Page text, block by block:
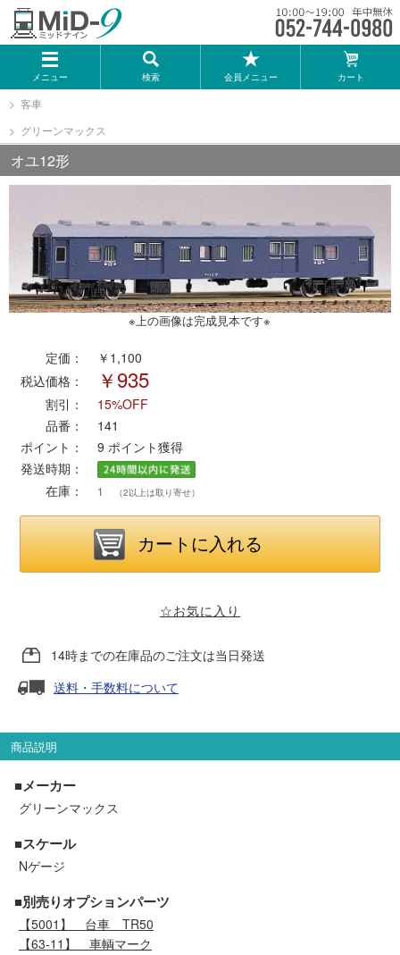
メニュー 検索 会員メニュー カート
メーカー一覧
TOMIX
KATO
トミーテック
マイクロエース
タカラトミー（プラレール）
ポポンデッタ
MODEMO(モデモ)
さんけい
TTC
セール品・キャンペーン
セール商品
走行エリア別 鉄道模型車両リスト
北海道・東北
客車
グリーンマックス
オユ12形
※上の画像は完成見本です※
定価：
￥1,100
税込価格：
￥935
割引：
15%OFF
品番：
141
ポイント：
9 ポイント獲得
発送時期：
在庫：
1 （2以上は取り寄せ）
☆お気に入り
14時までの在庫品のご注文は当日発送
送料・手数料について
商品説明
■メーカー
グリーンマックス
■スケール
Nゲージ
■別売りオプションパーツ
【5001】
台車 TR50
【63-11】
車輌マーク